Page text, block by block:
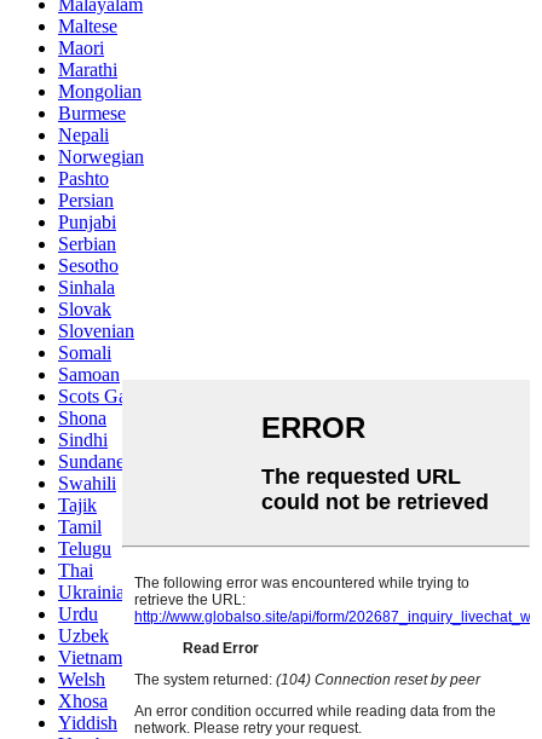
Malayalam
Maltese
Maori
Marathi
Mongolian
Burmese
Nepali
Norwegian
Pashto
Persian
Punjabi
Serbian
Sesotho
Sinhala
Slovak
Slovenian
Somali
Samoan
Scots Gaelic
Shona
Sindhi
Sundanese
Swahili
Tajik
Tamil
Telugu
Thai
Ukrainian
Urdu
Uzbek
Vietnamese
Welsh
Xhosa
Yiddish